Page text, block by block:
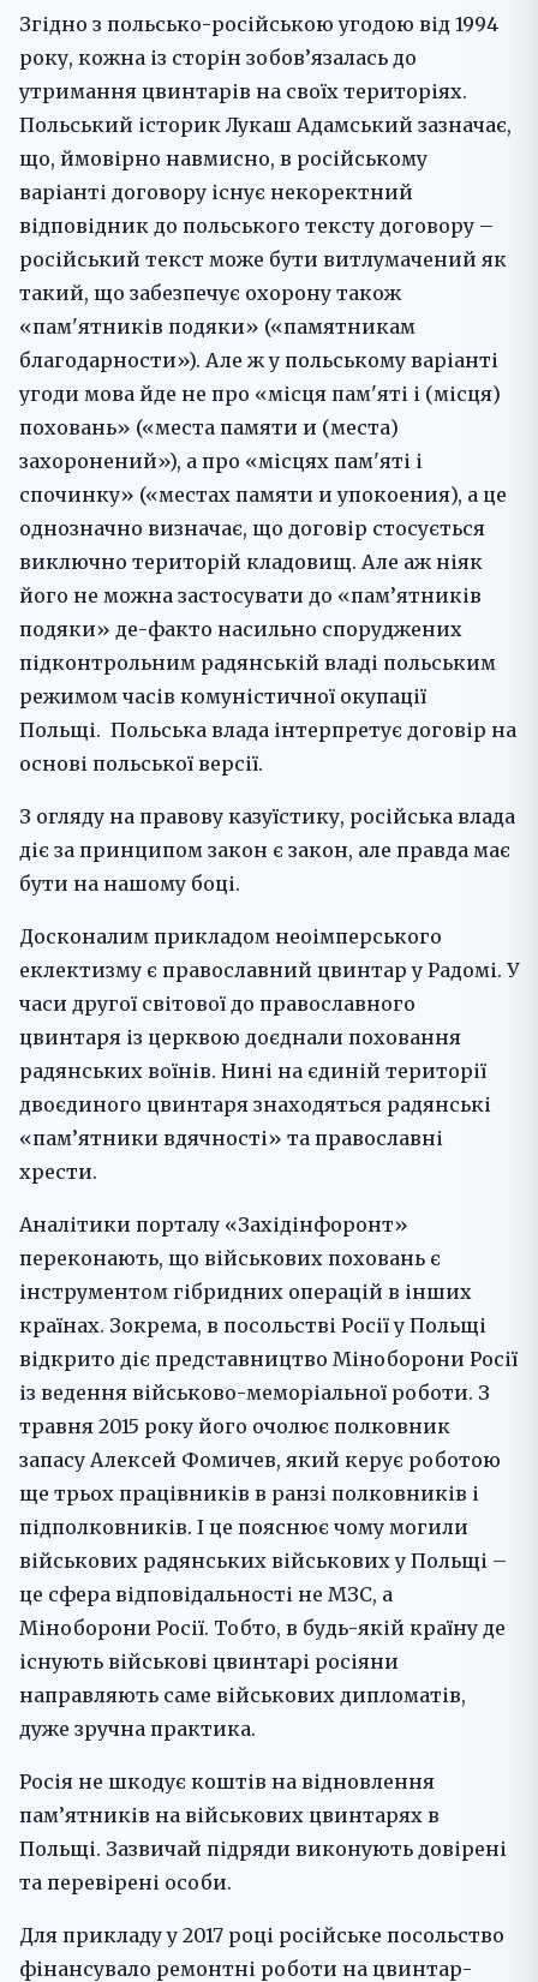
Згідно з польсько-російською угодою від 1994
року, кожна із сторін зобов’язалась до
утримання цвинтарів на своїх територіях.
Польський історик Лукаш Адамський зазначає,
що, ймовірно навмисно, в російському
варіанті договору існує некоректний
відповідник до польського тексту договору –
російський текст може бути витлумачений як
такий, що забезпечує охорону також
«пам'ятників подяки» («памятникам
благодарности»). Але ж у польському варіанті
угоди мова йде не про «місця пам'яті і (місця)
поховань» («места памяти и (места)
захоронений»), а про «місцях пам'яті і
спочинку» («местах памяти и упокоения), а це
однозначно визначає, що договір стосується
виключно територій кладовищ. Але аж ніяк
його не можна застосувати до «пам’ятників
подяки» де-факто насильно споруджених
підконтрольним радянській владі польським
режимом часів комуністичної окупації
Польщі. Польська влада інтерпретує договір на
основі польської версії.
З огляду на правову казуїстику, російська влада
діє за принципом закон є закон, але правда має
бути на нашому боці.
Досконалим прикладом неоімперського
еклектизму є православний цвинтар у Радомі. У
часи другої світової до православного
цвинтаря із церквою доєднали поховання
радянських воїнів. Нині на єдиній території
двоєдиного цвинтаря знаходяться радянські
«пам’ятники вдячності» та православні
хрести.
Аналітики порталу «Західінфоронт»
переконають, що військових поховань є
інструментом гібридних операцій в інших
країнах. Зокрема, в посольстві Росії у Польщі
відкрито діє представництво Міноборони Росії
із ведення військово-меморіальної роботи. З
травня 2015 року його очолює полковник
запасу Алексей Фомичев, який керує роботою
ще трьох працівників в ранзі полковників і
підполковників. І це пояснює чому могили
військових радянських військових у Польщі –
це сфера відповідальності не МЗС, а
Міноборони Росії. Тобто, в будь-якій країну де
існують військові цвинтарі росіяни
направляють саме військових дипломатів,
дуже зручна практика.
Росія не шкодує коштів на відновлення
пам’ятників на військових цвинтарях в
Польщі. Зазвичай підряди виконують довірені
та перевірені особи.
Для прикладу у 2017 році російське посольство
фінансувало ремонтні роботи на цвинтар-